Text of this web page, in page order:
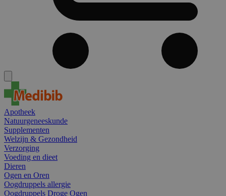
Apotheek
Natuurgeneeskunde
Supplementen
Welzijn & Gezondheid
Verzorging
Voeding en dieet
Dieren
Ogen en Oren
Oogdruppels allergie
Oogdruppels Droge Ogen